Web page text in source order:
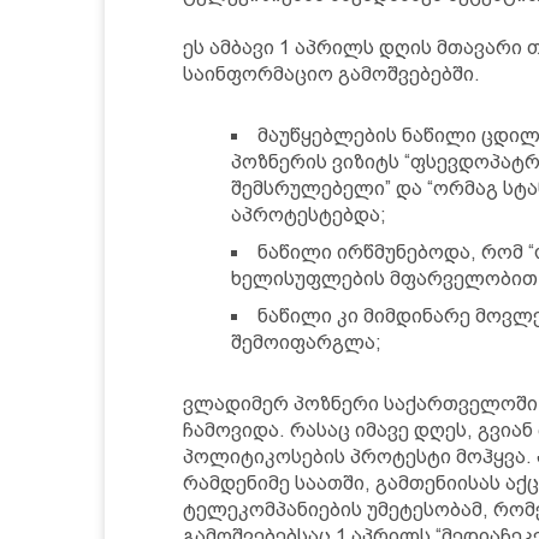
ეს ამბავი 1 აპრილს დღის მთავარი
საინფორმაციო გამოშვებებში.
მაუწყებლების ნაწილი
პოზნერის ვიზიტს
შემსრულებელი” და “ორმაგ
აპროტესტებდა;
ნაწილი ირწმუნებოდა, რომ
ხელისუფლების
ნაწილი კი მიმდინარე
შემოიფარგლა;
ვლადიმერ პოზნერი საქართველოში
ჩამოვიდა. რასაც იმავე დღეს,
პოლიტიკოსების პროტესტი
რამდენიმე საათში, გამთენიისას
ტელეკომპანიების უმეტესობამ,